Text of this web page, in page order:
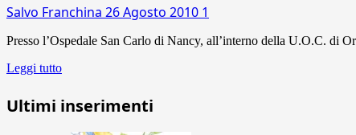
Salvo Franchina 26 Agosto 2010 1
Presso l’Ospedale San Carlo di Nancy, all’interno della U.O.C. di
Leggi tutto
Ultimi inserimenti